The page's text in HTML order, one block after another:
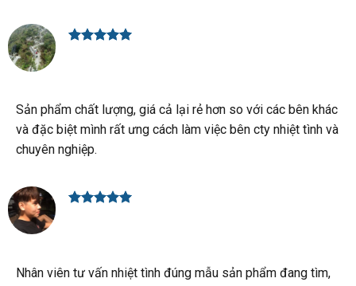
Sản phẩm chất lượng, giá cả lại rẻ hơn so với các bên khác
và đặc biệt mình rất ưng cách làm việc bên cty nhiệt tình và
chuyên nghiệp.
Nhân viên tư vấn nhiệt tình đúng mẫu sản phẩm đang tìm,